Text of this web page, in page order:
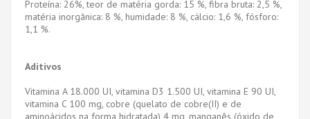
Proteína: 26%, teor de matéria gorda: 15 %, fibra bruta: 2,5 %,
matéria inorgânica: 8 %, humidade: 8 %, cálcio: 1,6 %, fósforo:
1,1 %.
Aditivos
Vitamina A 18.000 UI, vitamina D3 1.500 UI, vitamina E 90 UI,
vitamina C 100 mg, cobre (quelato de cobre(II) e de
aminoácidos na forma hidratada) 4 mg, manganês (óxido de